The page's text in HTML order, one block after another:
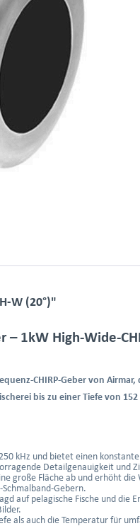
W (20°)"
– 1kW High-Wide-
CHIRP-Geber von
bis zu einer Tiefe von
kHz und bietet einen
Detailgenauigkeit und
große Fläche ab und erhöht
Gebern.
auf pelagische Fische und die
als auch die Temperatur für